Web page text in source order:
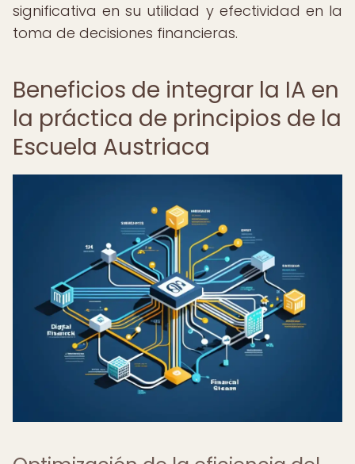
significativa en su utilidad y efectividad en la
toma de decisiones financieras.
Beneficios de integrar la IA en
la práctica de principios de la
Escuela Austriaca